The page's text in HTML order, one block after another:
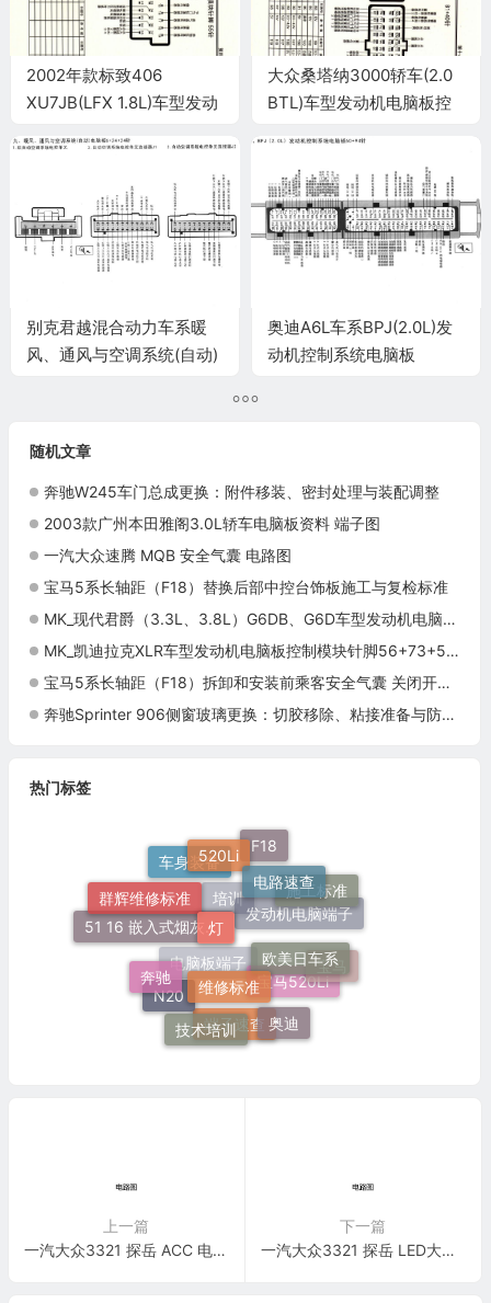
2002年款标致406
XU7JB(LFX 1.8L)车型发动
针 端子图
大众桑塔纳3000轿车(2.0
BTL)车型发动机电脑板控
别克君越混合动力车系暖
风、通风与空调系统(自动)
奥迪A6L车系BPJ(2.0L)发
动机控制系统电脑板
随机文章
奔驰W245车门总成更换：附件移装、密封处理与装配调整
2003款广州本田雅阁3.0L轿车电脑板资料 端子图
一汽大众速腾 MQB 安全气囊 电路图
宝马5系长轴距（F18）替换后部中控台饰板施工与复检标准
MK_现代君爵（3.3L、3.8L）G6DB、G6D车型发动机电脑板控制模块针脚80+80针 端子图
MK_凯迪拉克XLR车型发动机电脑板控制模块针脚56+73+56针 端子图
宝马5系长轴距（F18）拆卸和安装前乘客安全气囊 关闭开关施工与复检标准
奔驰Sprinter 906侧窗玻璃更换：切胶移除、粘接准备与防水检查
热门标签
灯
维修标准
欧美日车系
电路速查
520Li
群辉维修标准
奔驰
技术培训 奥迪
宝马
施工标准
F18
车身装备
51 16 嵌入式烟灰缸托架
N20
端子速查
宝马520Li
发动机电脑端子
培训
电脑板端子
上一篇
一汽大众3321 探岳 ACC 电路图
下一篇
一汽大众3321 探岳 LED大灯 电路图